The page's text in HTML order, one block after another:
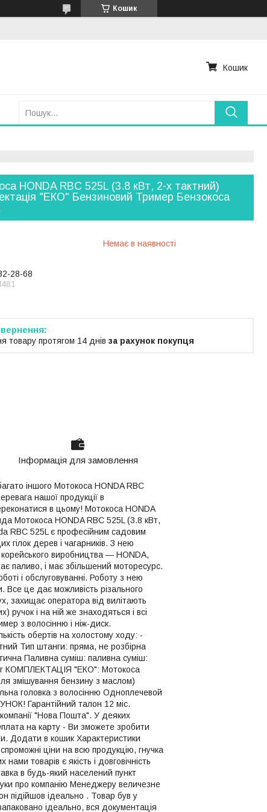
Кошик
Кошик
HONDA RBC 525L (3.8 кВт, 2-х тактний)
"ЕКО" Бензиновий Тример Бензокоса
Немає в наявності
28-68
товару протягом 14 днів за рахунок покупця
Інформація для замовлення
іншого Мотокоса HONDA RBC
нашої продукції в
в цьому! Мотокоса HONDA
Мотокоса HONDA RBC 525L (3.8 кВт,
RBC 525L є професійним садовим
гілок дерев і чагарників. З нею
виробництва ― HONDA,
паливо, і має збільшений моторесурс.
і обслуговуванні. Роботу з нею
це дає можливість різального
захищає оператора від вилітають
ручок і на ній же знаходяться і всі
з волосінню і ніж-диск.
обертів на холостому ходу: -
Тип штанги: пряма, не розбірна
Паливна суміш: паливна суміш:
кг КОМПЛЕКТАЦІЯ "ЕКО": Мотокоса
змішування бензину з маслом)
головка з волосінню Одноплечевой
Гарантійний талон 12 міс.
"Нова Пошта". У деяких
на карту - Ви зможете зробити
Додати в кошик Характеристики
ціни на всю продукцію, гнучка
товарів є якість і довговічність
в будь-який населений пункт
про компанію Менеджеру величезне
підійшов ідеально . Товар був у
ідеально, вся документація